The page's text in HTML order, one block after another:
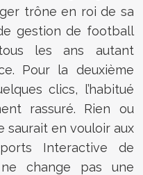
trône en roi de sa
gestion de football
les ans autant
Pour la deuxième
clics, l’habitué
rassuré. Rien ou
saurait en vouloir aux
Interactive de
change pas une